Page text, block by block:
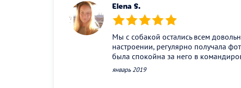
Elena S.
(*) (*) (*) (*) (*)
Мы с собакой остались всем
настроении, регулярно получала
была спокойна за него в
январь 2019